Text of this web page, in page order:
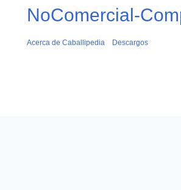
NoComercial-
Acerca de Caballipedia Descargos